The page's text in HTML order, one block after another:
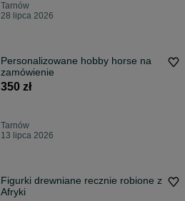
Tarnów
28 lipca 2026
Personalizowane hobby horse na
zamówienie
350 zł
Tarnów
13 lipca 2026
Figurki drewniane recznie robione z
Afryki